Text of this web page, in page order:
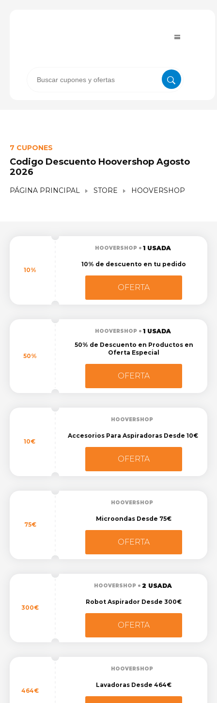
7 CUPONES
Codigo Descuento Hoovershop Agosto
2026
PÁGINA PRINCIPAL STORE HOOVERSHOP
10%
HOOVERSHOP 1 USADA
10% de descuento en tu pedido
OFERTA
50%
HOOVERSHOP
1 USADA
50% de Descuento en Productos en
Oferta Especial
OFERTA
10€
HOOVERSHOP
Accesorios Para Aspiradoras Desde 10€
OFERTA
75€
HOOVERSHOP
Microondas Desde 75€
OFERTA
300€
HOOVERSHOP 2 USADA
Robot Aspirador Desde 300€
OFERTA
464€
HOOVERSHOP
Lavadoras Desde 464€